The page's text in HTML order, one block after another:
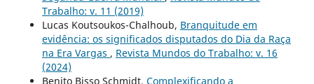
Trabalho: v. 11 (2019)
Lucas Koutsoukos-Chalhoub, Branquitude em
evidência: os significados disputados do Dia da Raça
na Era Vargas , Revista Mundos do Trabalho: v. 16
(2024)
Benito Bisso Schmidt, Complexificando a